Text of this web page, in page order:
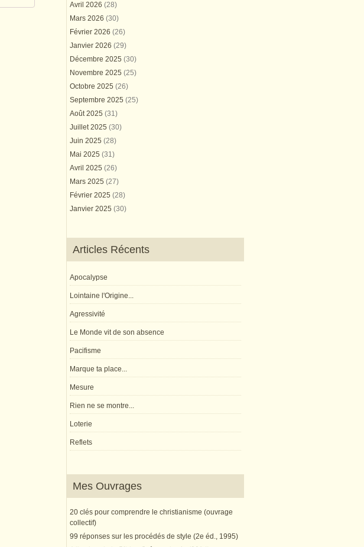
Avril 2026 (28)
Mars 2026 (30)
Février 2026 (26)
Janvier 2026 (29)
Décembre 2025 (30)
Novembre 2025 (25)
Octobre 2025 (26)
Septembre 2025 (25)
Août 2025 (31)
Juillet 2025 (30)
Juin 2025 (28)
Mai 2025 (31)
Avril 2025 (26)
Mars 2025 (27)
Février 2025 (28)
Janvier 2025 (30)
Articles Récents
Apocalypse
Lointaine l'Origine...
Agressivité
Le Monde vit de son absence
Pacifisme
Marque ta place...
Mesure
Rien ne se montre...
Loterie
Reflets
Mes Ouvrages
20 clés pour comprendre le christianisme (ouvrage
collectif)
99 réponses sur les procédés de style (2e éd., 1995)